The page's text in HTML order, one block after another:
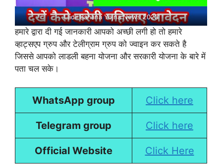
Ladli Bahana Yojna News 2023
हमारे द्वारा दी गई जानकारी आपको अच्छी लगी हो तो हमारे
व्हाट्सएप ग्रुप और टेलीग्राम ग्रुप को ज्वाइन कर सकते है
जिससे आपको लाडली बहना योजना और सरकारी योजना के बारे में
पता चल सके।
WhatsApp group Click here
Telegram group Click here
Official Website Click Here